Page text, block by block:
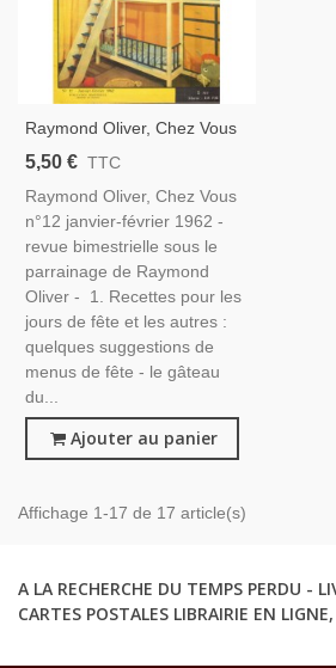
Raymond Oliver, Chez Vous
N°12 Fév 1962 - Magazine
Ameublement Vintage
5,50 € TTC
Raymond Oliver, Chez Vous
n°12 janvier-février 1962 -
revue bimestrielle sous le
parrainage de Raymond
Oliver - 1. Recettes pour les
jours de fête et les autres :
quelques suggestions de
menus de fête - le gâteau
du...
Ajouter au panier
Affichage 1-17 de 17 article(s)
A LA RECHERCHE DU TEMPS PERDU -
CARTES POSTALES LIBRAIRIE EN